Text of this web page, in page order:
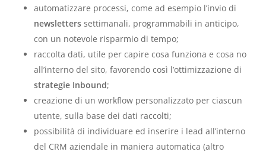
automatizzare processi, come ad esempio l’invio di
newsletters settimanali, programmabili in anticipo,
con un notevole risparmio di tempo;
raccolta dati, utile per capire cosa funziona e cosa no
all’interno del sito, favorendo così l’ottimizzazione di
strategie Inbound;
creazione di un workflow personalizzato per ciascun
utente, sulla base dei dati raccolti;
possibilità di individuare ed inserire i lead all’interno
del CRM aziendale in maniera automatica (altro